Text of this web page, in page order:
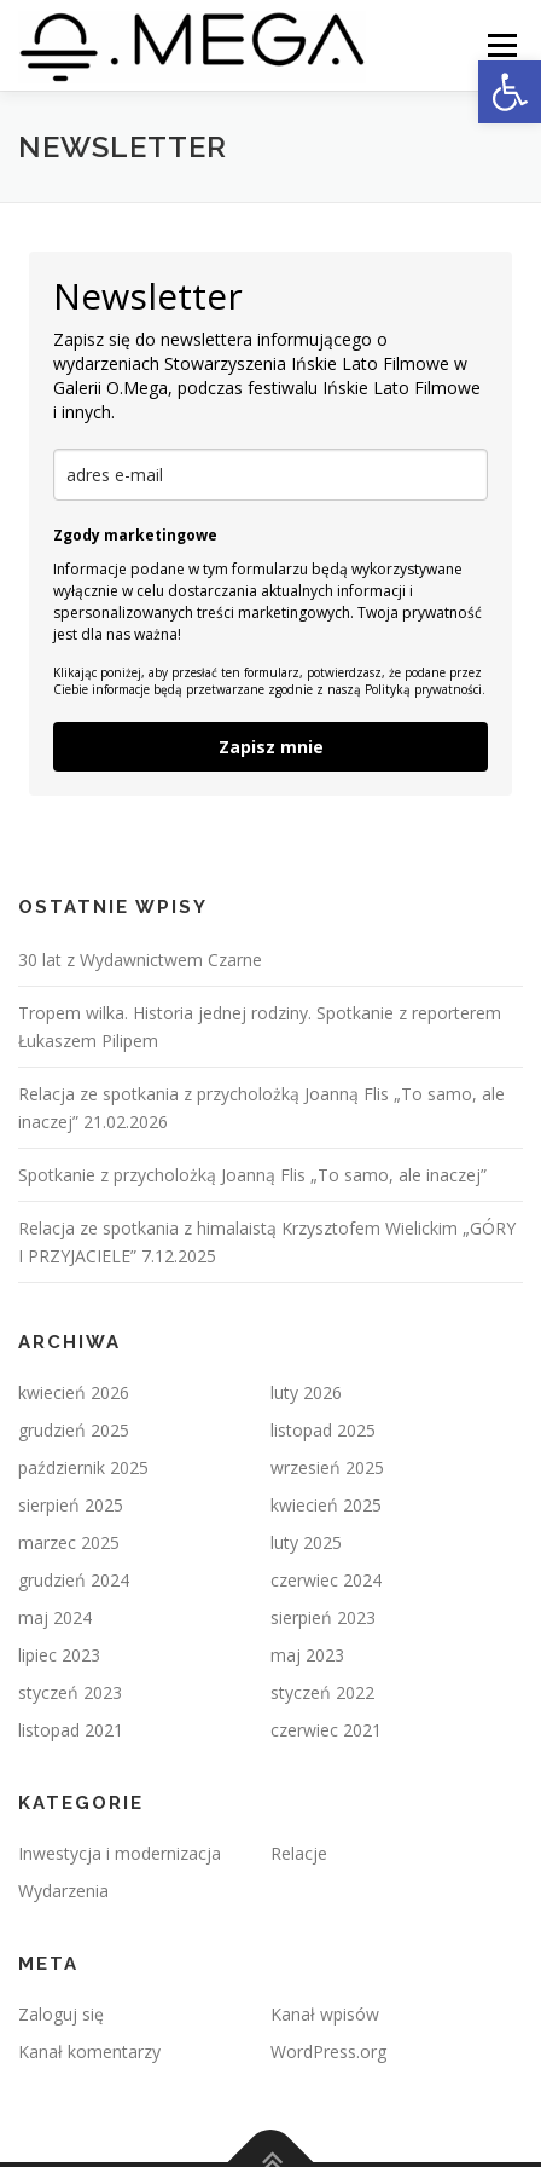
Przejdź
treści
Menu
NEWSLETTER O.MEGA
NEWSLETTER
Newsletter
Zapisz się do newslettera informującego o
wydarzeniach Stowarzyszenia Ińskie Lato Filmowe w
Galerii O.Mega, podczas festiwalu Ińskie Lato Filmowe
i innych.
Zgody marketingowe
Informacje podane w tym formularzu będą wykorzystywane
wyłącznie w celu dostarczania aktualnych informacji i
spersonalizowanych treści marketingowych. Twoja prywatność
jest dla nas ważna!
Klikając poniżej, aby przesłać ten formularz, potwierdzasz, że podane przez
Ciebie informacje będą przetwarzane zgodnie z naszą Polityką prywatności.
Zapisz mnie
OSTATNIE WPISY
30 lat z Wydawnictwem Czarne
Tropem wilka. Historia jednej rodziny. Spotkanie z reporterem
Łukaszem Pilipem
Relacja ze spotkania z przycholożką Joanną Flis „To samo, ale
inaczej” 21.02.2026
Spotkanie z przycholożką Joanną Flis „To samo, ale inaczej”
Relacja ze spotkania z himalaistą Krzysztofem Wielickim „GÓRY
I PRZYJACIELE” 7.12.2025
ARCHIWA
kwiecień 2026
luty 2026
grudzień 2025
listopad 2025
październik 2025
wrzesień 2025
sierpień 2025
kwiecień 2025
marzec 2025
luty 2025
grudzień 2024
czerwiec 2024
maj 2024
sierpień 2023
lipiec 2023
maj 2023
styczeń 2023
styczeń 2022
listopad 2021
czerwiec 2021
KATEGORIE
Inwestycja i modernizacja
Relacje
Wydarzenia
META
Zaloguj się
Kanał wpisów
Kanał komentarzy
WordPress.org